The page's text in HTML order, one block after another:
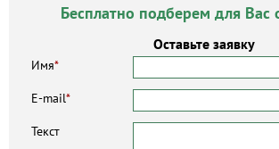
Бесплатно подберем для Вас
Оставьте заявку
Имя*
E-mail*
Текст